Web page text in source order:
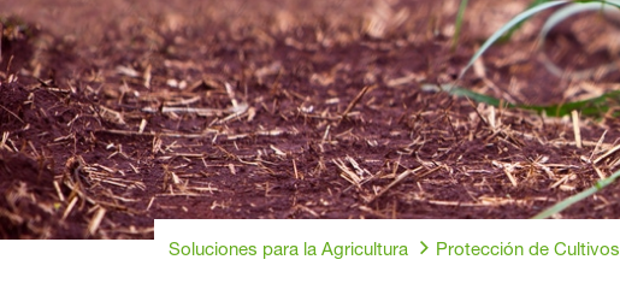
Soluciones para la Agricultura Protección de Cultivos